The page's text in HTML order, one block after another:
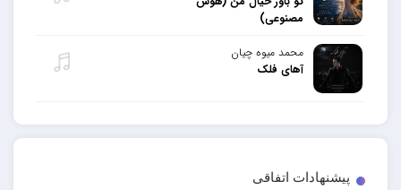
پیشنهادات اتفاقی
مصنوعی)
محمد میوه چیان
آهای فلک